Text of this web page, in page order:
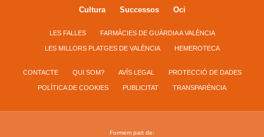
Cultura
Successos Oci
LES FALLES FARMÀCIES DE GUÀRDIA A VALÈNCIA
LES MILLORS PLATGES DE VALÈNCIA HEMEROTECA
CONTACTE QUI SOM? AVÍS LEGAL PROTECCIÓ DE DADES
POLÍTICA DE COOKIES PUBLICITAT TRANSPARÈNCIA
Formem part de: